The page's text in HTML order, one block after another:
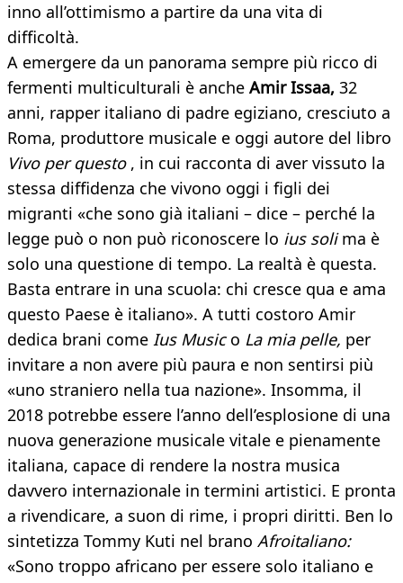
inno all’ottimismo a partire da una vita di
difficoltà.
A emergere da un panorama sempre più ricco di
fermenti multiculturali è anche Amir Issaa, 32
anni, rapper italiano di padre egiziano, cresciuto a
Roma, produttore musicale e oggi autore del libro
Vivo per questo, in cui racconta di aver vissuto la
stessa diffidenza che vivono oggi i figli dei
migranti «che sono già italiani – dice – perché la
legge può o non può riconoscere lo ius solima è
solo una questione di tempo. La realtà è questa.
Basta entrare in una scuola: chi cresce qua e ama
questo Paese è italiano». A tutti costoro Amir
dedica brani come Ius Musico La mia pelle, per
invitare a non avere più paura e non sentirsi più
«uno straniero nella tua nazione». Insomma, il
2018 potrebbe essere l’anno dell’esplosione di una
nuova generazione musicale vitale e pienamente
italiana, capace di rendere la nostra musica
davvero internazionale in termini artistici. E pronta
a rivendicare, a suon di rime, i propri diritti. Ben lo
sintetizza Tommy Kuti nel brano Afroitaliano:
«Sono troppo africano per essere solo italiano e